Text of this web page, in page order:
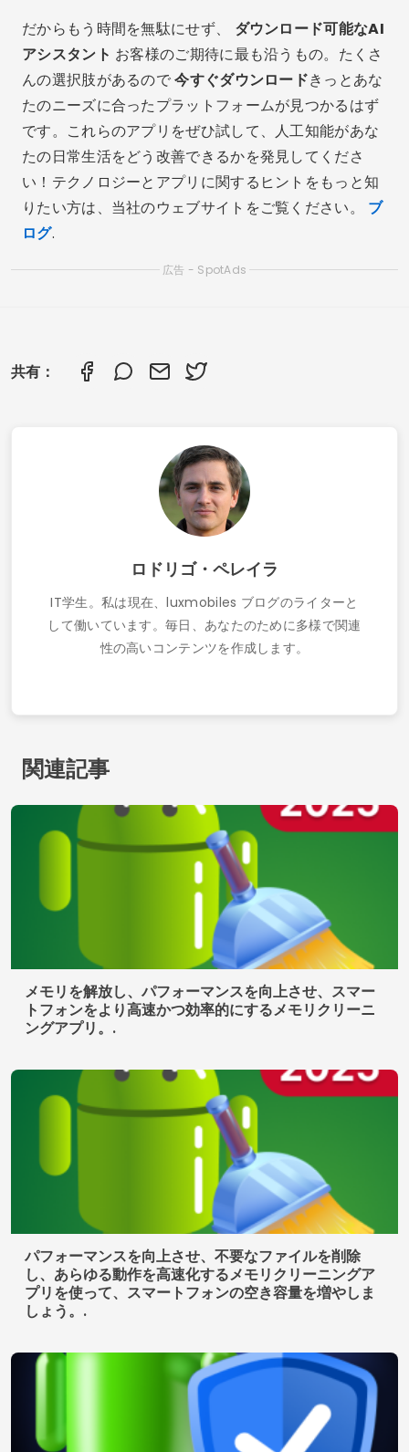
だからもう時間を無駄にせず、 ダウンロード可能なAI
アシスタント お客様のご期待に最も沿うもの。たくさ
んの選択肢があるので今すぐダウンロードきっとあな
たのニーズに合ったプラットフォームが見つかるはず
です。これらのアプリをぜひ試して、人工知能があな
たの日常生活をどう改善できるかを発見してくださ
い！テクノロジーとアプリに関するヒントをもっと知
りたい方は、当社のウェブサイトをご覧ください。 ブ
ログ.
広告 - SpotAds
共有：
ロドリゴ・ペレイラ
IT学生。私は現在、luxmobiles ブログのライターと
して働いています。毎日、あなたのために多様で関連
性の高いコンテンツを作成します。
関連記事
メモリを解放し、パフォーマンスを向上させ、スマー
トフォンをより高速かつ効率的にするメモリクリーニ
ングアプリ。.
パフォーマンスを向上させ、不要なファイルを削除
し、あらゆる動作を高速化するメモリクリーニングア
プリを使って、スマートフォンの空き容量を増やしま
しょう。.